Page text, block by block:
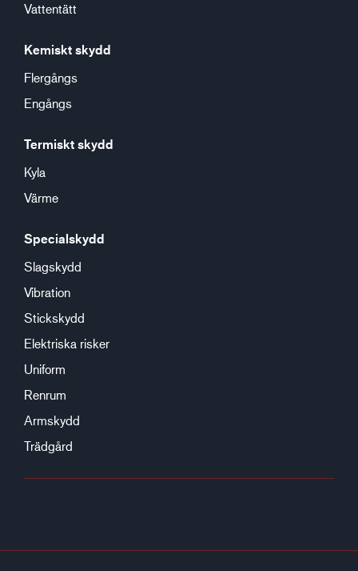
Vattentätt
Kemiskt skydd
Flergångs
Engångs
Termiskt skydd
Kyla
Värme
Specialskydd
Slagskydd
Vibration
Stickskydd
Elektriska risker
Uniform
Renrum
Armskydd
Trädgård